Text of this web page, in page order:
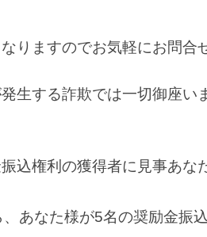
りますのでお気軽にお問合
生する詐欺では一切御座い
込権利の獲得者に見事あな
あなた様が5名の奨励金振